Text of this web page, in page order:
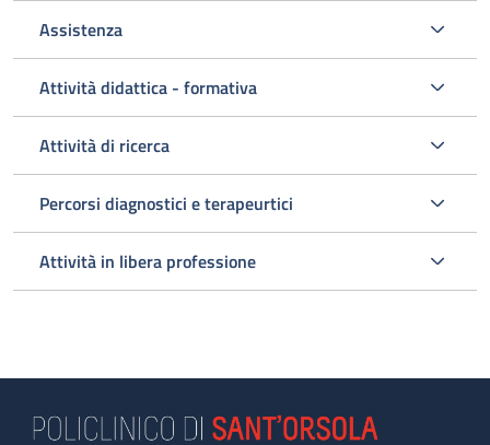
Assistenza
Attività didattica - formativa
Attività di ricerca
Percorsi diagnostici e terapeurtici
Attività in libera professione